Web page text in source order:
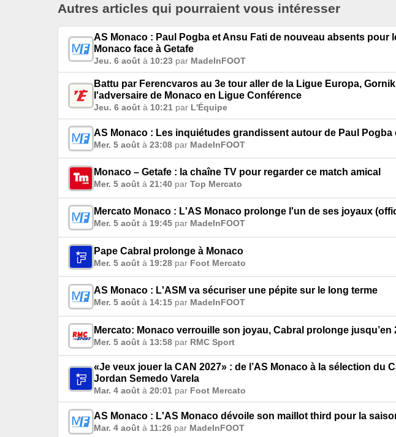
Autres articles qui pourraient vous intéresser
AS Monaco : Paul Pogba et Ansu Fati de nouveau absents pour
Monaco face à Getafe
Jeu. 6 août à 10:23 par MadeInFOOT
Battu par Ferencvaros au 3e tour aller de la Ligue Europa,
l'adversaire de Monaco en Ligue Conférence
Jeu. 6 août à 10:21 par L'Équipe
AS Monaco : Les inquiétudes grandissent autour de Paul Pogba
Mer. 5 août à 23:08 par MadeInFOOT
Monaco – Getafe : la chaîne TV pour regarder ce match amical
Mer. 5 août à 21:40 par Top Mercato
Mercato Monaco : L'AS Monaco prolonge l'un de ses joyaux
Mer. 5 août à 19:45 par MadeInFOOT
Pape Cabral prolonge à Monaco
Mer. 5 août à 19:28 par Foot Mercato
AS Monaco : L'ASM va sécuriser une pépite sur le long terme
Mer. 5 août à 14:15 par MadeInFOOT
Mercato: Monaco verrouille son joyau, Cabral prolonge jusqu’en
Mer. 5 août à 13:58 par RMC Sport
«Je veux jouer la CAN 2027» : de l’AS Monaco à la sélection du
Jordan Semedo Varela
Mar. 4 août à 20:01 par Foot Mercato
AS Monaco : L'AS Monaco dévoile son maillot third pour la
Mar. 4 août à 11:26 par MadeInFOOT